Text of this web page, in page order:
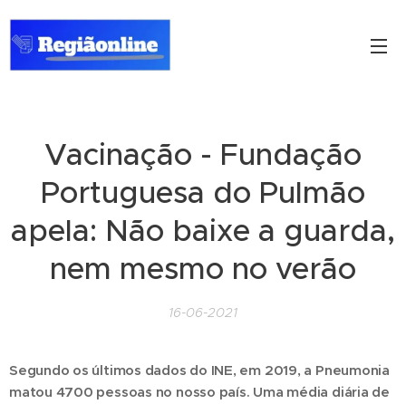
Vacinação - Fundação
Portuguesa do Pulmão
apela: Não baixe a guarda,
nem mesmo no verão
16-06-2021
Segundo os últimos dados do INE, em 2019, a Pneumonia
matou 4700 pessoas no nosso país. Uma média diária de